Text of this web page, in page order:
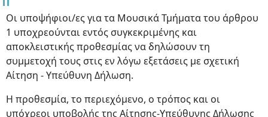
Οι υποψήφιοι/ες για τα Μουσικά Τμήματα του άρθρου
1 υποχρεούνται εντός συγκεκριμένης και
αποκλειστικής προθεσμίας να δηλώσουν τη
συμμετοχή τους στις εν λόγω εξετάσεις με σχετική
Αίτηση - Υπεύθυνη Δήλωση.
Η προθεσμία, το περιεχόμενο, ο τρόπος και οι
υπόχρεοι υποβολής της Αίτησης-Υπεύθυνης Δήλωσης